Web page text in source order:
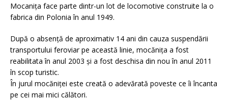
Mocanița face parte dintr-un lot de locomotive construite la o
fabrica din Polonia în anul 1949.
După o absență de aproximativ 14 ani din cauza suspendării
transportului feroviar pe această linie, mocănița a fost
reabilitata în anul 2003 și a fost deschisa din nou în anul 2011
în scop turistic.
În jurul mocăniței este creată o adevărată poveste ce îi încanta
pe cei mai mici călători.